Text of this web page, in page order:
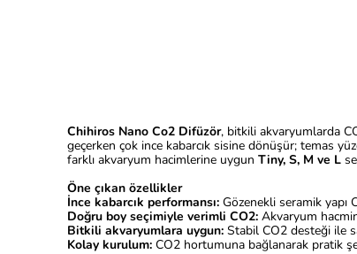
Chihiros Nano Co2 Difüzör, bitkili akvaryumlarda
geçerken çok ince kabarcık sisine dönüşür; temas
farklı akvaryum hacimlerine uygun Tiny, S, M ve L
Öne çıkan özellikler
İnce kabarcık performansı: Gözenekli seramik yapı
Doğru boy seçimiyle verimli CO2: Akvaryum
Bitkili akvaryumlara uygun: Stabil CO2 desteği ile
Kolay kurulum: CO2 hortumuna bağlanarak pratik